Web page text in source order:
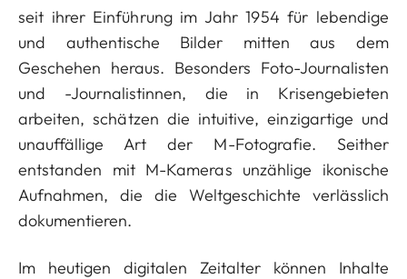
seit ihrer Einführung im Jahr 1954 für lebendige
und authentische Bilder mitten aus dem
Geschehen heraus. Besonders Foto-Journalisten
und -Journalistinnen, die in Krisengebieten
arbeiten, schätzen die intuitive, einzigartige und
unauffällige Art der M-Fotografie. Seither
entstanden mit M-Kameras unzählige ikonische
Aufnahmen, die die Weltgeschichte verlässlich
dokumentieren.
Im heutigen digitalen Zeitalter können Inhalte